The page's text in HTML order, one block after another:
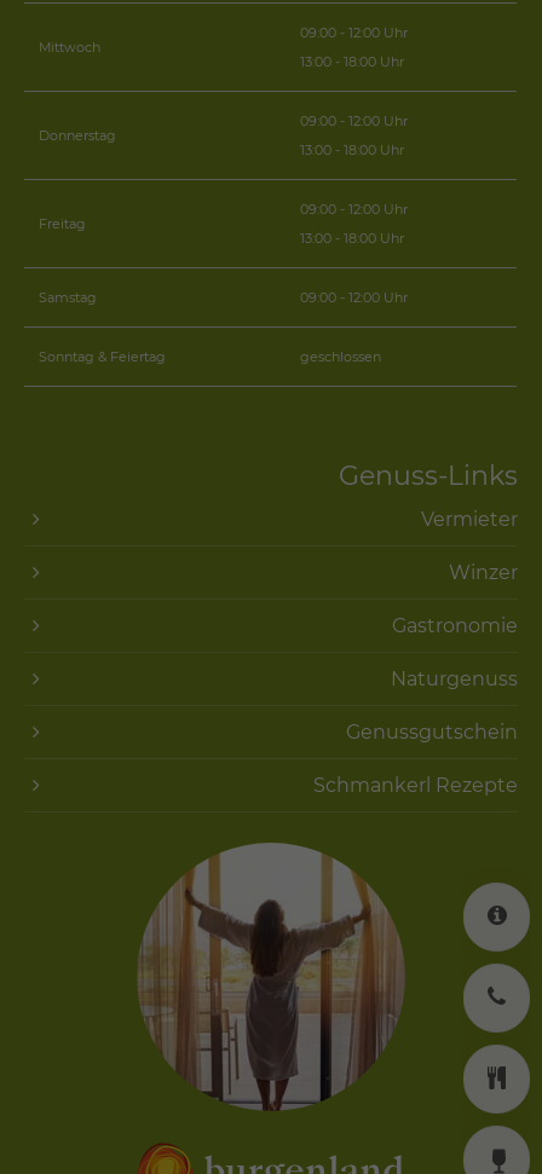
Mittwoch
09:00 - 12:00 Uhr
13:00 - 18:00 Uhr
Donnerstag
09:00 - 12:00 Uhr
13:00 - 18:00 Uhr
Freitag
09:00 - 12:00 Uhr
13:00 - 18:00 Uhr
Samstag 09:00 - 12:00 Uhr
Sonntag & Feiertag geschlossen
Genuss-Links
Vermieter
Winzer
Gastronomie
Naturgenuss
Genussgutschein
Schmankerl Rezepte